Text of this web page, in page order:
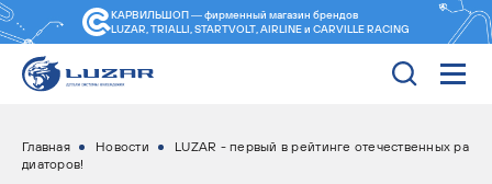
КАРВИЛЬШОП — фирменный магазин брендов
LUZAR, TRIALLI, STARTVOLT, AIRLINE и CARVILLE RACING
Главная Новости
LUZAR - первый в рейтинге отечественных ра
диаторов!